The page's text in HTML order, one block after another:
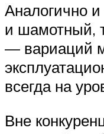
Аналогично
и шамотный,
— вариаций
всегда на
Вне